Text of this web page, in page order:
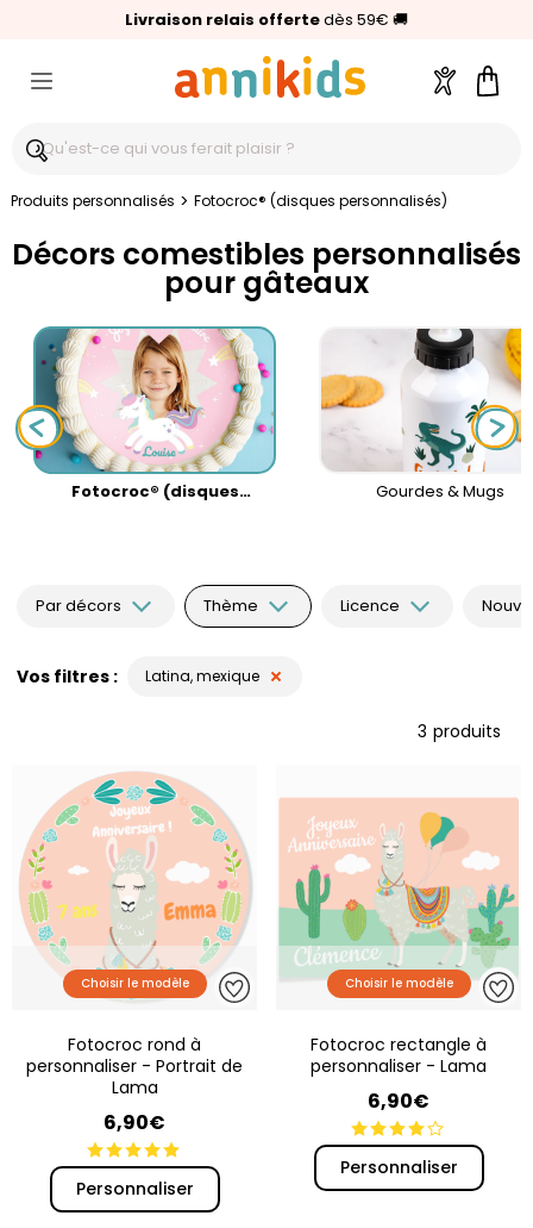
Livraison relais offertedès 59€ 🚚
🥇Palmarès Capital 2025 :Annikids N°1
⭐⭐⭐⭐⭐4,6/5(24 000 avis clients)
Compte
Produits personnalisés > Fotocroc® (disques personnalisés)
Décors comestibles personnalisés
pour gâteaux
Fotocroc® (disques
Gourdes & Mugs
Par décors Thème Licence
Vos filtres Latina, mexique
3 produits
Choisir le modèle
Fotocroc rond à
personnaliser - Portrait de
Lama
6,90€
Personnaliser
Choisir le modèle
Fotocroc rectangle à
personnaliser - Lama
6,90€
Personnaliser